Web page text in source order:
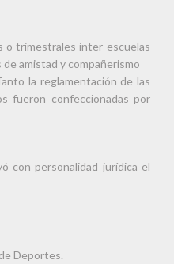
o trimestrales inter-escuelas
amistad y compañerismo
la reglamentación de las
fueron confeccionadas por
con personalidad jurídica el
Deportes.